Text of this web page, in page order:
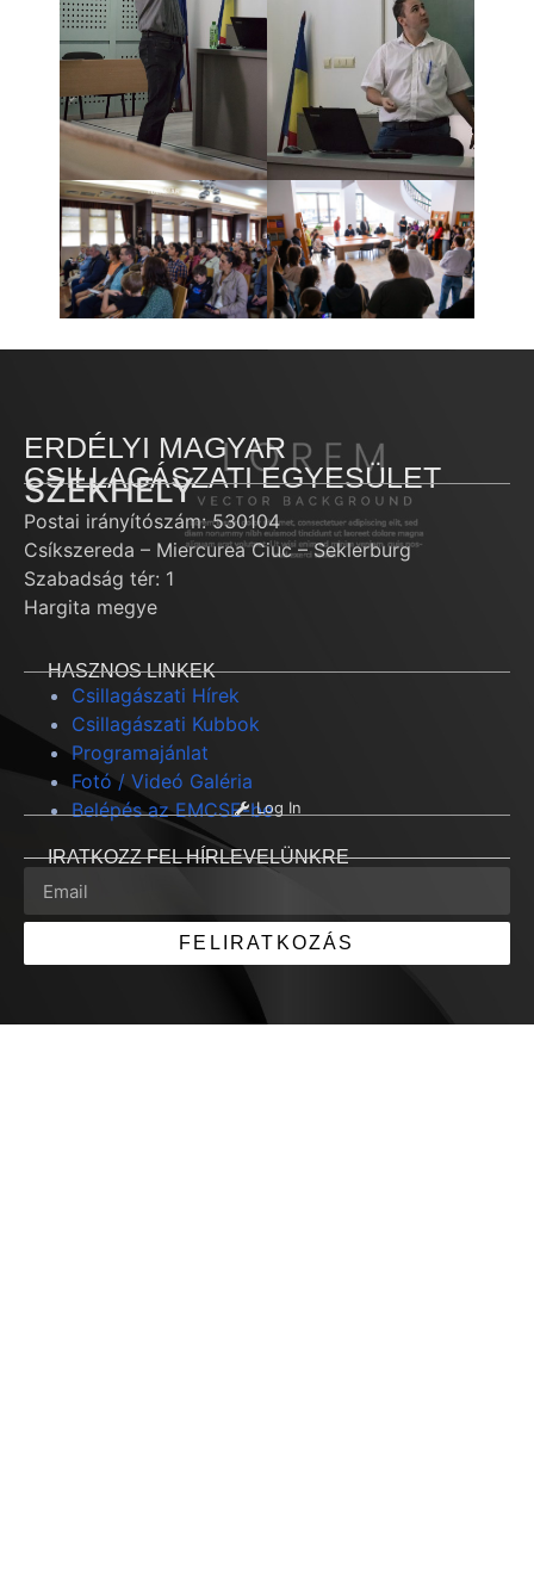
ERDÉLYI MAGYAR
CSILLAGÁSZATI EGYESÜLET
SZÉKHELY
Postai irányítószám: 530104
Csíkszereda – Miercurea Ciuc – Seklerburg
Szabadság tér: 1
Hargita megye
HASZNOS LINKEK
Csillagászati Hírek
Csillagászati Kubbok
Programajánlat
Fotó / Videó Galéria
Belépés az EMCSE-beLog In
IRATKOZZ FEL HÍRLEVELÜNKRE
FELIRATKOZÁS